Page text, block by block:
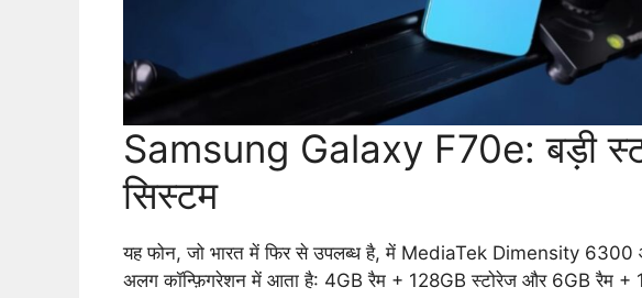
Samsung Galaxy F70e: बड़ी
सिस्टम
यह फोन, जो भारत में फिर से उपलब्ध है, में MediaTek Dimensity
अलग कॉन्फ़िगरेशन में आता है: 4GB रैम + 128GB स्टोरेज और 6GB रैम +